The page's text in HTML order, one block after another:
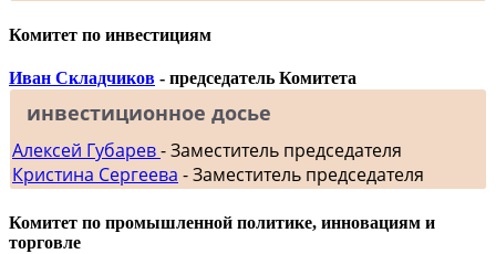
Комитет по инвестициям
Иван Складчиков - председатель Комитета
инвестиционное досье
Алексей Губарев- Заместитель председателя
Кристина Сергеева - Заместитель председателя
Комитет по промышленной политике, инновациям и
торговле